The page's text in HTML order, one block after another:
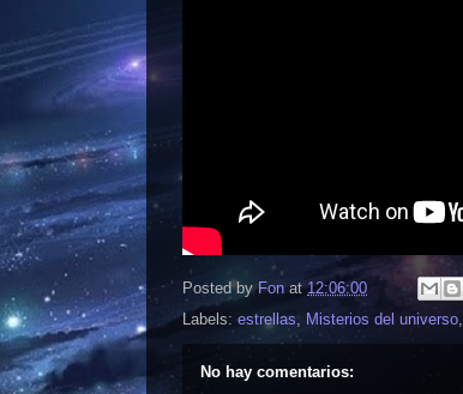
Posted byFon at12:06:00
Labels: estrellas, Misterios del universo,
No hay comentarios: